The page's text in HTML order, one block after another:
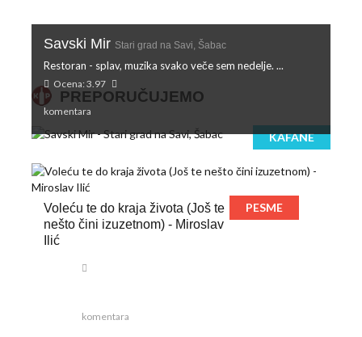
PREPORUČUJEMO
KAFANE
Savski Mir Stari grad na Savi, Šabac
Restoran - splav, muzika svako veče sem nedelje. ...
Ocena: 3.97
komentara
Voleću te do kraja života (Još te
nešto čini izuzetnom) - Miroslav
Ilić
PESME
komentara